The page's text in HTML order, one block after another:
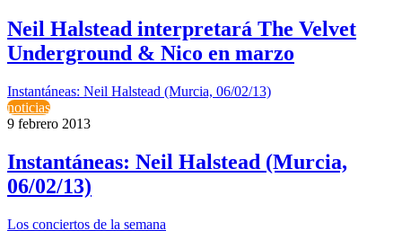
Neil Halstead interpretará The Velvet
Underground & Nico en marzo
Instantáneas: Neil Halstead (Murcia, 06/02/13)
noticias
9 febrero 2013
Instantáneas: Neil Halstead (Murcia,
06/02/13)
Los conciertos de la semana